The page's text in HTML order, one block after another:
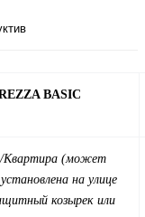
BASIC
Квартира (может
на улице
козырек или